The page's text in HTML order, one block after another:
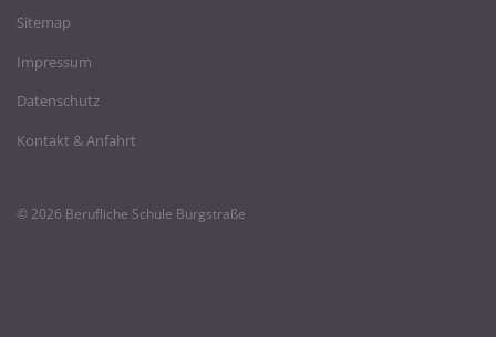
Sitemap
Impressum
Datenschutz
Kontakt & Anfahrt
© 2026 Berufliche Schule Burgstraße